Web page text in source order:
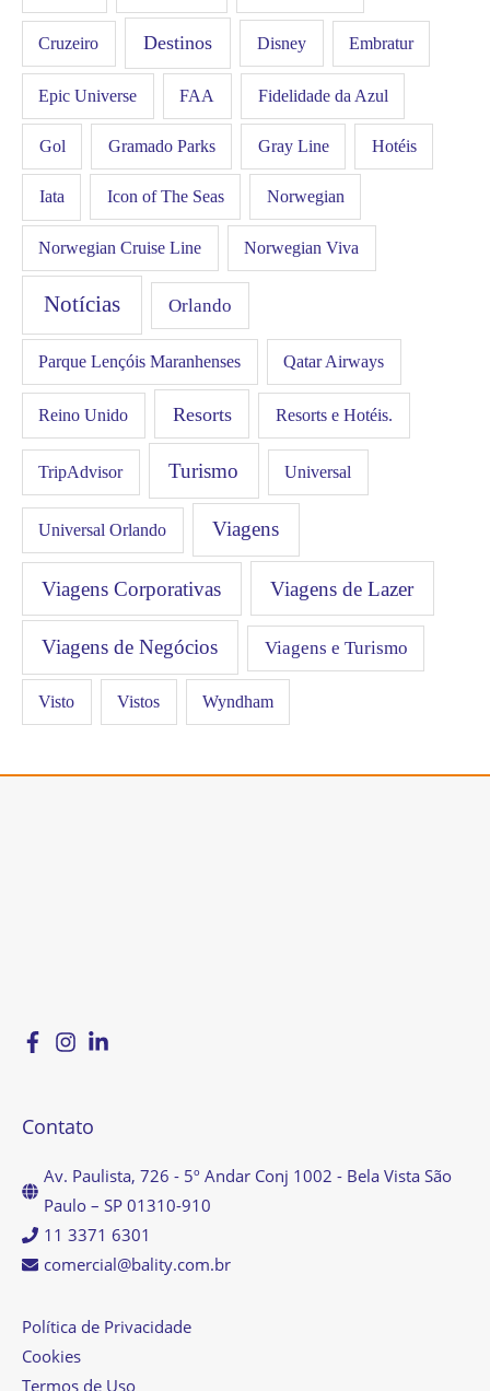
Cruzeiro Destinos Disney Embratur
Epic Universe FAA Fidelidade da Azul
Gol Gramado Parks Gray Line Hotéis
Iata Icon of The Seas Norwegian
Norwegian Cruise Line Norwegian Viva
Notícias Orlando
Parque Lençóis Maranhenses Qatar Airways
Reino Unido Resorts Resorts e Hotéis.
TripAdvisor Turismo Universal
Universal Orlando Viagens
Viagens Corporativas Viagens de Lazer
Viagens de Negócios Viagens e Turismo
Visto Vistos Wyndham
Contato
Av. Paulista, 726 - 5º Andar Conj 1002 - Bela Vista São
Paulo – SP 01310-910
11 3371 6301
comercial@bality.com.br
Política de Privacidade
Cookies
Termos de Uso